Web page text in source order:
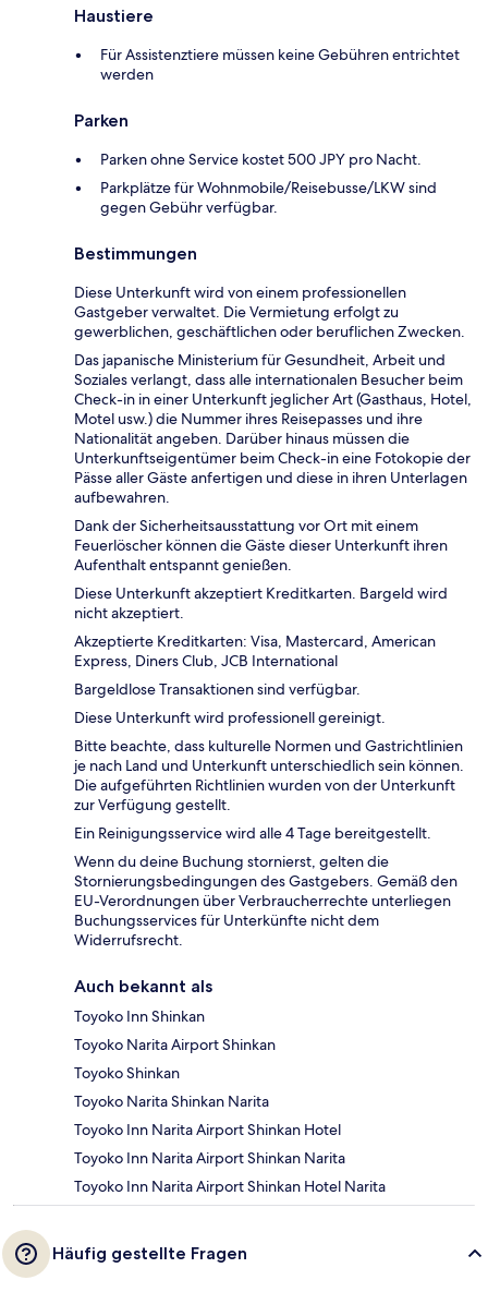
Haustiere
Für Assistenztiere müssen keine Gebühren entrichtet
werden
Parken
Parken ohne Service kostet 500 JPY pro Nacht.
Parkplätze für Wohnmobile/Reisebusse/LKW sind
gegen Gebühr verfügbar.
Bestimmungen
Diese Unterkunft wird von einem professionellen
Gastgeber verwaltet. Die Vermietung erfolgt zu
gewerblichen, geschäftlichen oder beruflichen Zwecken.
Das japanische Ministerium für Gesundheit, Arbeit und
Soziales verlangt, dass alle internationalen Besucher beim
Check-in in einer Unterkunft jeglicher Art (Gasthaus, Hotel,
Motel usw.) die Nummer ihres Reisepasses und ihre
Nationalität angeben. Darüber hinaus müssen die
Unterkunftseigentümer beim Check-in eine Fotokopie der
Pässe aller Gäste anfertigen und diese in ihren Unterlagen
aufbewahren.
Dank der Sicherheitsausstattung vor Ort mit einem
Feuerlöscher können die Gäste dieser Unterkunft ihren
Aufenthalt entspannt genießen.
Diese Unterkunft akzeptiert Kreditkarten. Bargeld wird
nicht akzeptiert.
Akzeptierte Kreditkarten: Visa, Mastercard, American
Express, Diners Club, JCB International
Bargeldlose Transaktionen sind verfügbar.
Diese Unterkunft wird professionell gereinigt.
Bitte beachte, dass kulturelle Normen und Gastrichtlinien
je nach Land und Unterkunft unterschiedlich sein können.
Die aufgeführten Richtlinien wurden von der Unterkunft
zur Verfügung gestellt.
Ein Reinigungsservice wird alle 4 Tage bereitgestellt.
Wenn du deine Buchung stornierst, gelten die
Stornierungsbedingungen des Gastgebers. Gemäß den
EU-Verordnungen über Verbraucherrechte unterliegen
Buchungsservices für Unterkünfte nicht dem
Widerrufsrecht.
Auch bekannt als
Toyoko Inn Shinkan
Toyoko Narita Airport Shinkan
Toyoko Shinkan
Toyoko Narita Shinkan Narita
Toyoko Inn Narita Airport Shinkan Hotel
Toyoko Inn Narita Airport Shinkan Narita
Toyoko Inn Narita Airport Shinkan Hotel Narita
Häufig gestellte Fragen